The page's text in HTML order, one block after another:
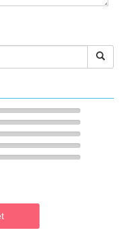
gọn Baobaohao V8
độ tạo cho bé cảm giác
mẹ.
cổ ra đằng sau.
giữa 4 xe chắc chắn giúp
ngả nghiêng hay đổ.
chiều cao của cha mẹ.
mưa tốt. Phần mái có thể
4 chế độ ngả, đẩy 2 chiều,